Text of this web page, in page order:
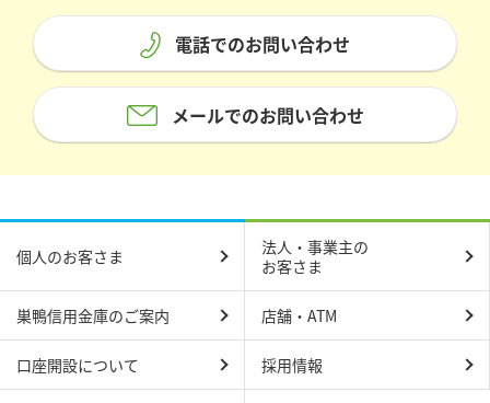
電話でのお問い合わせ
メールでのお問い合わせ
個人のお客さま
法人・事業主の
お客さま
巣鴨信用金庫のご案内 店舗・ATM
口座開設について 採用情報